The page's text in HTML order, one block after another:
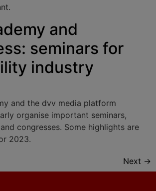
and
seminars for
industry
and the dvv media platform
organise important seminars,
congresses. Some highlights are
2023.
Next →